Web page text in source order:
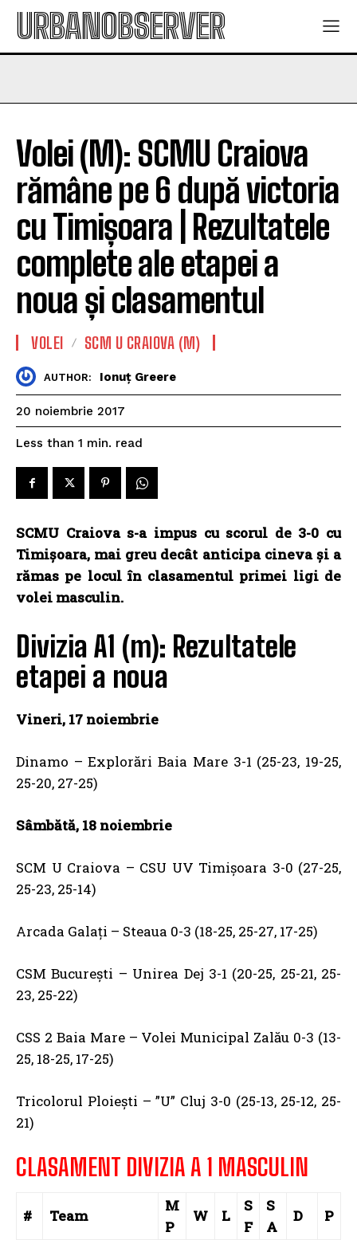
URBANOBSERVER
Volei (M): SCMU Craiova
rămâne pe 6 după victoria
cu Timișoara | Rezultatele
complete ale etapei a
noua și clasamentul
VOLEI SCM U CRAIOVA (M)
AUTHOR: Ionuț Greere
20 noiembrie 2017
Less than 1 min. read
SCMU Craiova s-a impus cu scorul de 3-0 cu
Timișoara, mai greu decât anticipa cineva și a
rămas pe locul în clasamentul primei ligi de
volei masculin.
Divizia A1 (m): Rezultatele
etapei a noua
Vineri, 17 noiembrie
Dinamo – Explorări Baia Mare 3-1 (25-23, 19-25,
25-20, 27-25)
Sâmbătă, 18 noiembrie
SCM U Craiova – CSU UV Timișoara 3-0 (27-25,
25-23, 25-14)
Arcada Galați – Steaua 0-3 (18-25, 25-27, 17-25)
CSM București – Unirea Dej 3-1 (20-25, 25-21, 25-
23, 25-22)
CSS 2 Baia Mare – Volei Municipal Zalău 0-3 (13-
25, 18-25, 17-25)
Tricolorul Ploiești – ”U” Cluj 3-0 (25-13, 25-12, 25-
21)
CLASAMENT DIVIZIA A 1 MASCULIN
# Team
M
P
W L
S
F
S
A
D P